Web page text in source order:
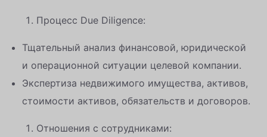
Процесс Due Diligence:
Тщательный анализ финансовой, юридической
и операционной ситуации целевой компании.
Экспертиза недвижимого имущества, активов,
стоимости активов, обязательств и договоров.
Отношения с сотрудниками: